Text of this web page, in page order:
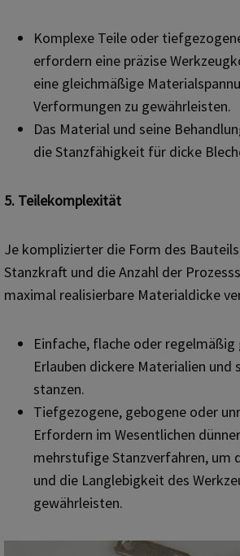
Komplexe Teile oder
erfordern eine präzise
eine gleichmäßige
Verformungen zu gewährleisten.
Das Material und seine
die Stanzfähigkeit für dicke
5. Teilekomplexität
Je komplizierter die Form des
Stanzkraft und die Anzahl der
maximal realisierbare Materialdicke
Einfache, flache oder
Erlauben dickere Materialien und
stanzen.
Tiefgezogene, gebogene oder
Erfordern im Wesentlichen
mehrstufige Stanzverfahren, um
und die Langlebigkeit des
gewährleisten.